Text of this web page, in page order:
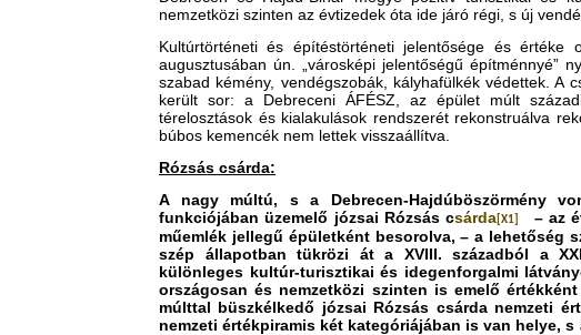
nemzetközi szinten az évtizedek óta ide járó régi, s új
Kultúrtörténeti és építéstörténeti jelentősége és
augusztusában ún. „városképi jelentőségű építménnyé”
szabad kémény, vendégszobák, kályhafülkék védettek. A
került sor: a Debreceni ÁFÉSZ, az épület múlt
térelosztások és kialakulások rendszerét rekonstruálva
búbos kemencék nem lettek visszaállítva.
Rózsás csárda:
A nagy múltú, s a Debrecen-Hajdúböszörmény
funkciójában üzemelő józsai Rózsás csárda [X1]
– az
műemlék jellegű épületként besorolva, – a lehetőség
szép állapotban tükrözi át a XVIII. századból a
különleges kultúr-turisztikai és idegenforgalmi
országosan és nemzetközi szinten is emelő
múlttal büszkélkedő józsai Rózsás csárda nemzeti
nemzeti értékpiramis két kategóriájában is van helye,